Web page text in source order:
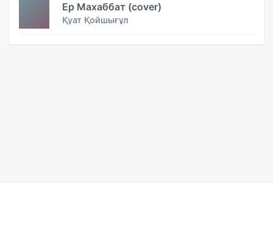
Ер Махаббат (cover)
Қуат Қойшығұл